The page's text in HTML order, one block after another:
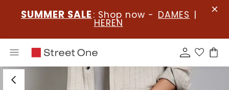
SUMMER SALE : Shop now - DAMES |
HEREN